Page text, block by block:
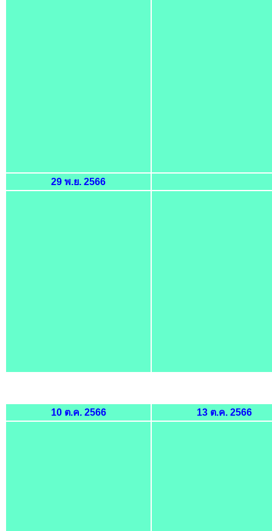
29 พ.ย. 2566
10 ต.ค. 2566 13 ต.ค. 2566